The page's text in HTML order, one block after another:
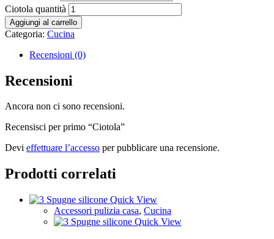
Ciotola quantità
Aggiungi al carrello
Categoria: Cucina
Recensioni (0)
Recensioni
Ancora non ci sono recensioni.
Recensisci per primo “Ciotola”
Devi effettuare l’accesso per pubblicare una recensione.
Prodotti correlati
Quick View
Accessori pulizia casa, Cucina
Quick View